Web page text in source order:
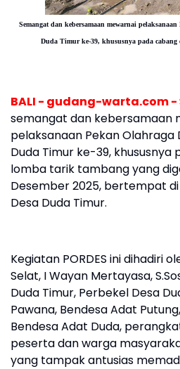
Semangat dan kebersamaan mewarnai
Duda Timur ke-39, khususnya pada
BALI - gudang-warta.com -
semangat dan kebersamaan
pelaksanaan Pekan Olahraga
Duda Timur ke-39,
lomba tarik tambang yang
Desember 2025, bertempat
Desa Duda Timur.
Kegiatan PORDES ini dihadiri
Selat, I Wayan Mertayasa,
Duda Timur, Perbekel Desa
Pawana, Bendesa Adat
Bendesa Adat Duda,
peserta dan warga
yang tampak antusias